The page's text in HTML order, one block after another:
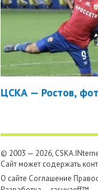
ЦСКА — Ростов,
© 2003 — 2026,
Сайт может содержать
О сайте Соглашение